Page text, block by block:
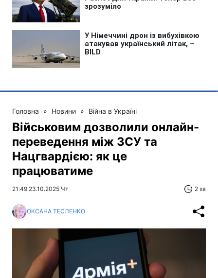
Головна » Новини » Війна в Україні
Військовим дозволили онлайн-
переведення між ЗСУ та
Нацгвардією: як це
працюватиме
21:49 23.10.2025 Чт 2 хв
ОКСАНА ТЕСЛЕНКО